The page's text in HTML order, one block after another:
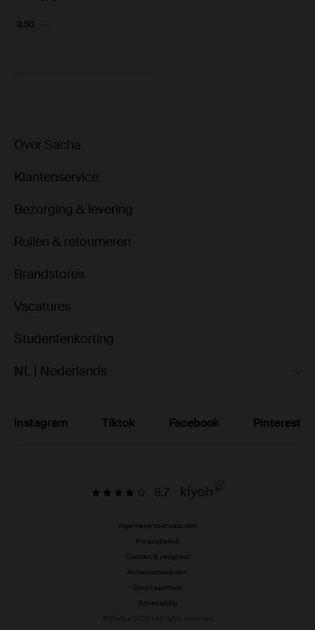
3.50
Over Sacha
Klantenservice
Bezorging & levering
Ruilen & retourneren
Brandstores
Vacatures
Studentenkorting
NL | Nederlands
Instagram Tiktok Facebook Pinterest
8.7
Algemene voorwaarden
Privacybeleid
Cookies & veiligheid
Actievoorwaarden
Duurzaamheid
Accessibility